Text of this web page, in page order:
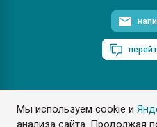
Мы используем cookie и
анализа сайта. Продолжая
ПластЭксперт ©
Разрешается копирование